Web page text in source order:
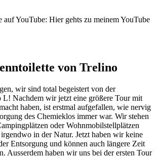
auf YouTube: Hier gehts zu meinem YouTube
von Trelino
wir sind total begeistert von der
L! Nachdem wir jetzt eine größere Tour mit
haben, ist erstmal aufgefallen, wie nervig
des Chemieklos immer war. Wir stehen
oder Wohnmobilstellplätzen
in der Natur. Jetzt haben wir keine
Entsorgung und können auch längere Zeit
Ausserdem haben wir uns bei der ersten Tour